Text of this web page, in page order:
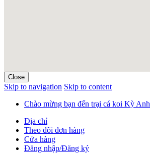
Close
Skip to navigation Skip to content
Chào mừng bạn đến trại cá koi Kỳ Anh
Địa chỉ
Theo dõi đơn hàng
Cửa hàng
Đăng nhập/Đăng ký